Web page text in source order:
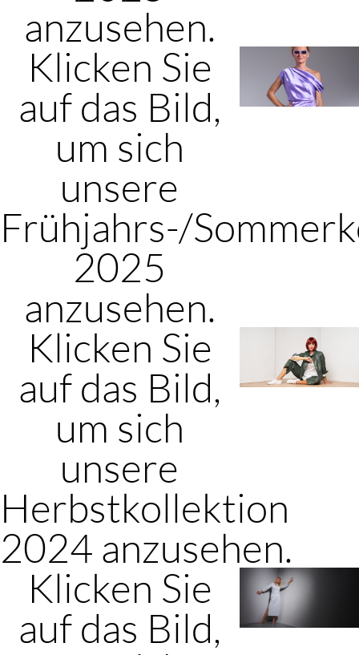
anzusehen.
Klicken Sie
auf das Bild,
um sich
unsere
Frühjahrs-/
2025
anzusehen.
Klicken Sie
auf das Bild,
um sich
unsere
Herbstkollektion
2024 anzusehen.
Klicken Sie
auf das Bild,